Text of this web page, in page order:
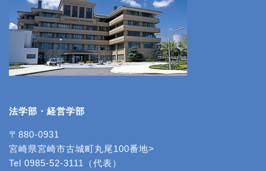
法学部・経営学部
〒880-0931
宮崎県宮崎市古城町丸尾100番地>
Tel 0985-52-3111（代表）